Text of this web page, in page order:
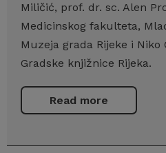
Miličić, prof. dr. sc. Alen
Medicinskog fakulteta,
Muzeja grada Rijeke i Niko
Gradske knjižnice Rijeka.
Read more